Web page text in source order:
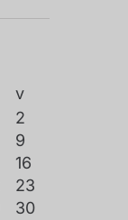
v
2
9
16
23
30